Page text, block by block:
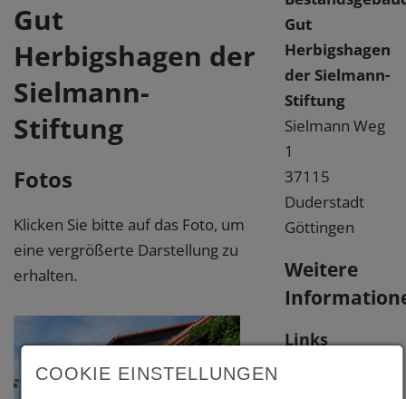
Gut
Herbigshagen der
Sielmann-
Stiftung
Fotos
Klicken Sie bitte auf das Foto, um
eine vergrößerte Darstellung zu
erhalten.
Gut
Herbigshagen
der Sielmann-
Stiftung
Sielmann Weg
1
37115
Duderstadt
Göttingen
Weitere
Links
COOKIE EINSTELLUNGEN